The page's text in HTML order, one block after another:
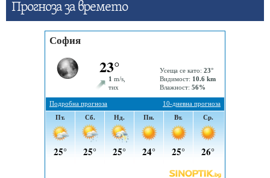
Прогнозa за времето